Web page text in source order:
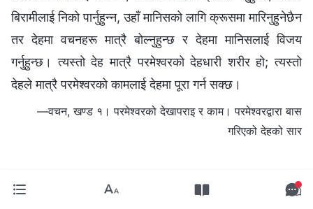
बिरामीलाई निको पार्नुहुन्न, उहाँ मानिसको लागि क्रूसमा मारिनुहुनेछैन
तर देहमा वचनहरू मात्रै बोल्नुहुन्छ र देहमा मानिसलाई विजय
गर्नुहुन्छ। त्यस्तो देह मात्रै परमेश्‍वरको देहधारी शरीर हो; त्यस्तो
देहले मात्रै परमेश्‍वरको कामलाई देहमा पूरा गर्न सक्छ।
—वचन, खण्ड १। परमेश्‍वरको देखापराइ र काम। परमेश्‍वरद्वारा बास
गरिएको देहको सार
चाहे यस चरणमा देहधारी परमेश्‍वरले कष्ट भोगिरहनुभएको होस् वा